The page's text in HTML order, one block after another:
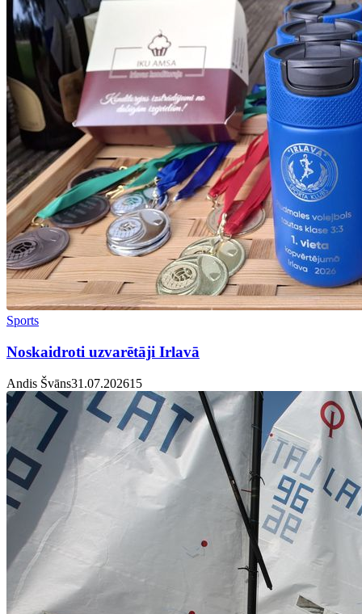
Sports
Noskaidroti uzvarētāji Irlavā
Andis Švāns31.07.20261 5